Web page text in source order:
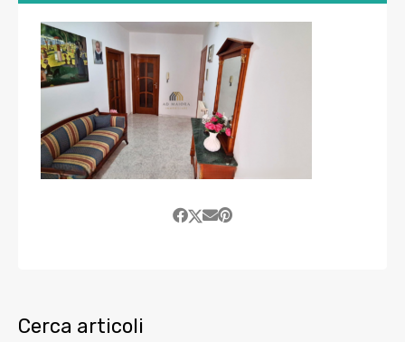
Cerca articoli